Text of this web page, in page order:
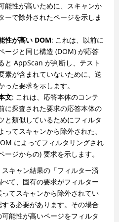
能性が高いために、スキャンか
ーで除外されたページを示しま
性が高い DOM: これは、以前に
ージと同じ構造 (DOM) が応答
と AppScan が判断し、テスト
素が含まれていないために、送
った要求を示します。
文: これは、応答本体のコンテ
に探査された要求の応答本体の
と類似しているためにフィルタ
ってスキャンから除外された、
によってフィルタリングされ
ージからの) 要求を示します。
キャン結果の「フィルター済
て、固有の要求がフィルター
てスキャンから除外されてい
る必要があります。その場合
能性が高いページをフィルタ